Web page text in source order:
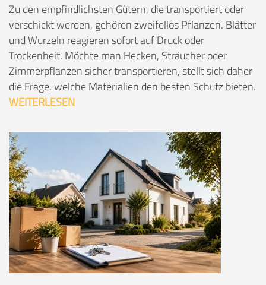
Zu den empfindlichsten Gütern, die transportiert oder
verschickt werden, gehören zweifellos Pflanzen. Blätter
und Wurzeln reagieren sofort auf Druck oder
Trockenheit. Möchte man Hecken, Sträucher oder
Zimmerpflanzen sicher transportieren, stellt sich daher
die Frage, welche Materialien den besten Schutz bieten.
WEITERLESEN